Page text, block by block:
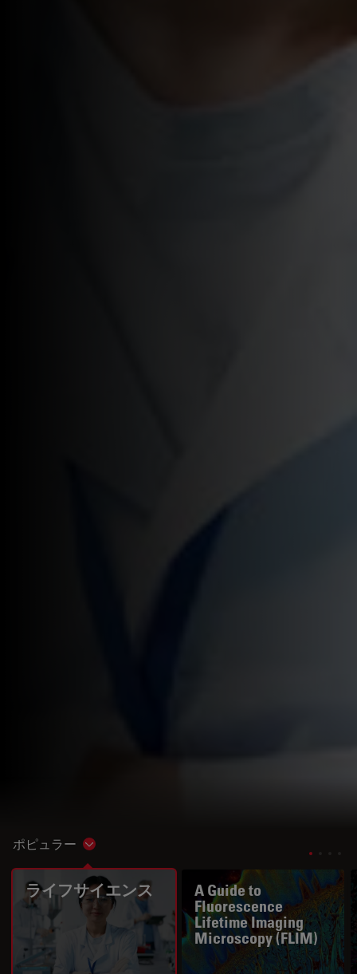
ポピュラー Show subnavigation
ライフサイエンス
A Guide to
Fluorescence
Lifetime Imaging
Microscopy (FLIM)